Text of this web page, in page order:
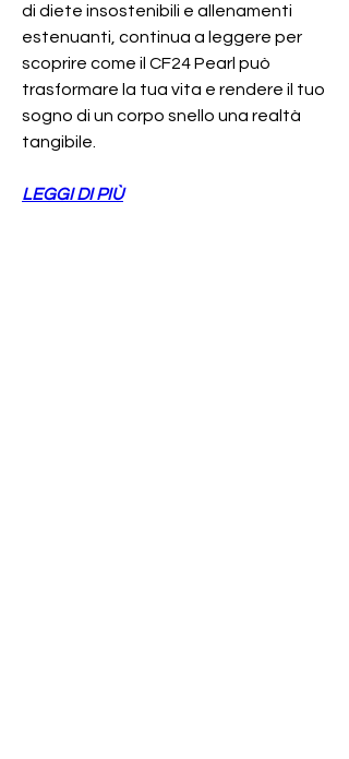
di diete insostenibili e allenamenti
estenuanti, continua a leggere per
scoprire come il CF24 Pearl può
trasformare la tua vita e rendere il tuo
sogno di un corpo snello una realtà
tangibile.
LEGGI DI PIÙ